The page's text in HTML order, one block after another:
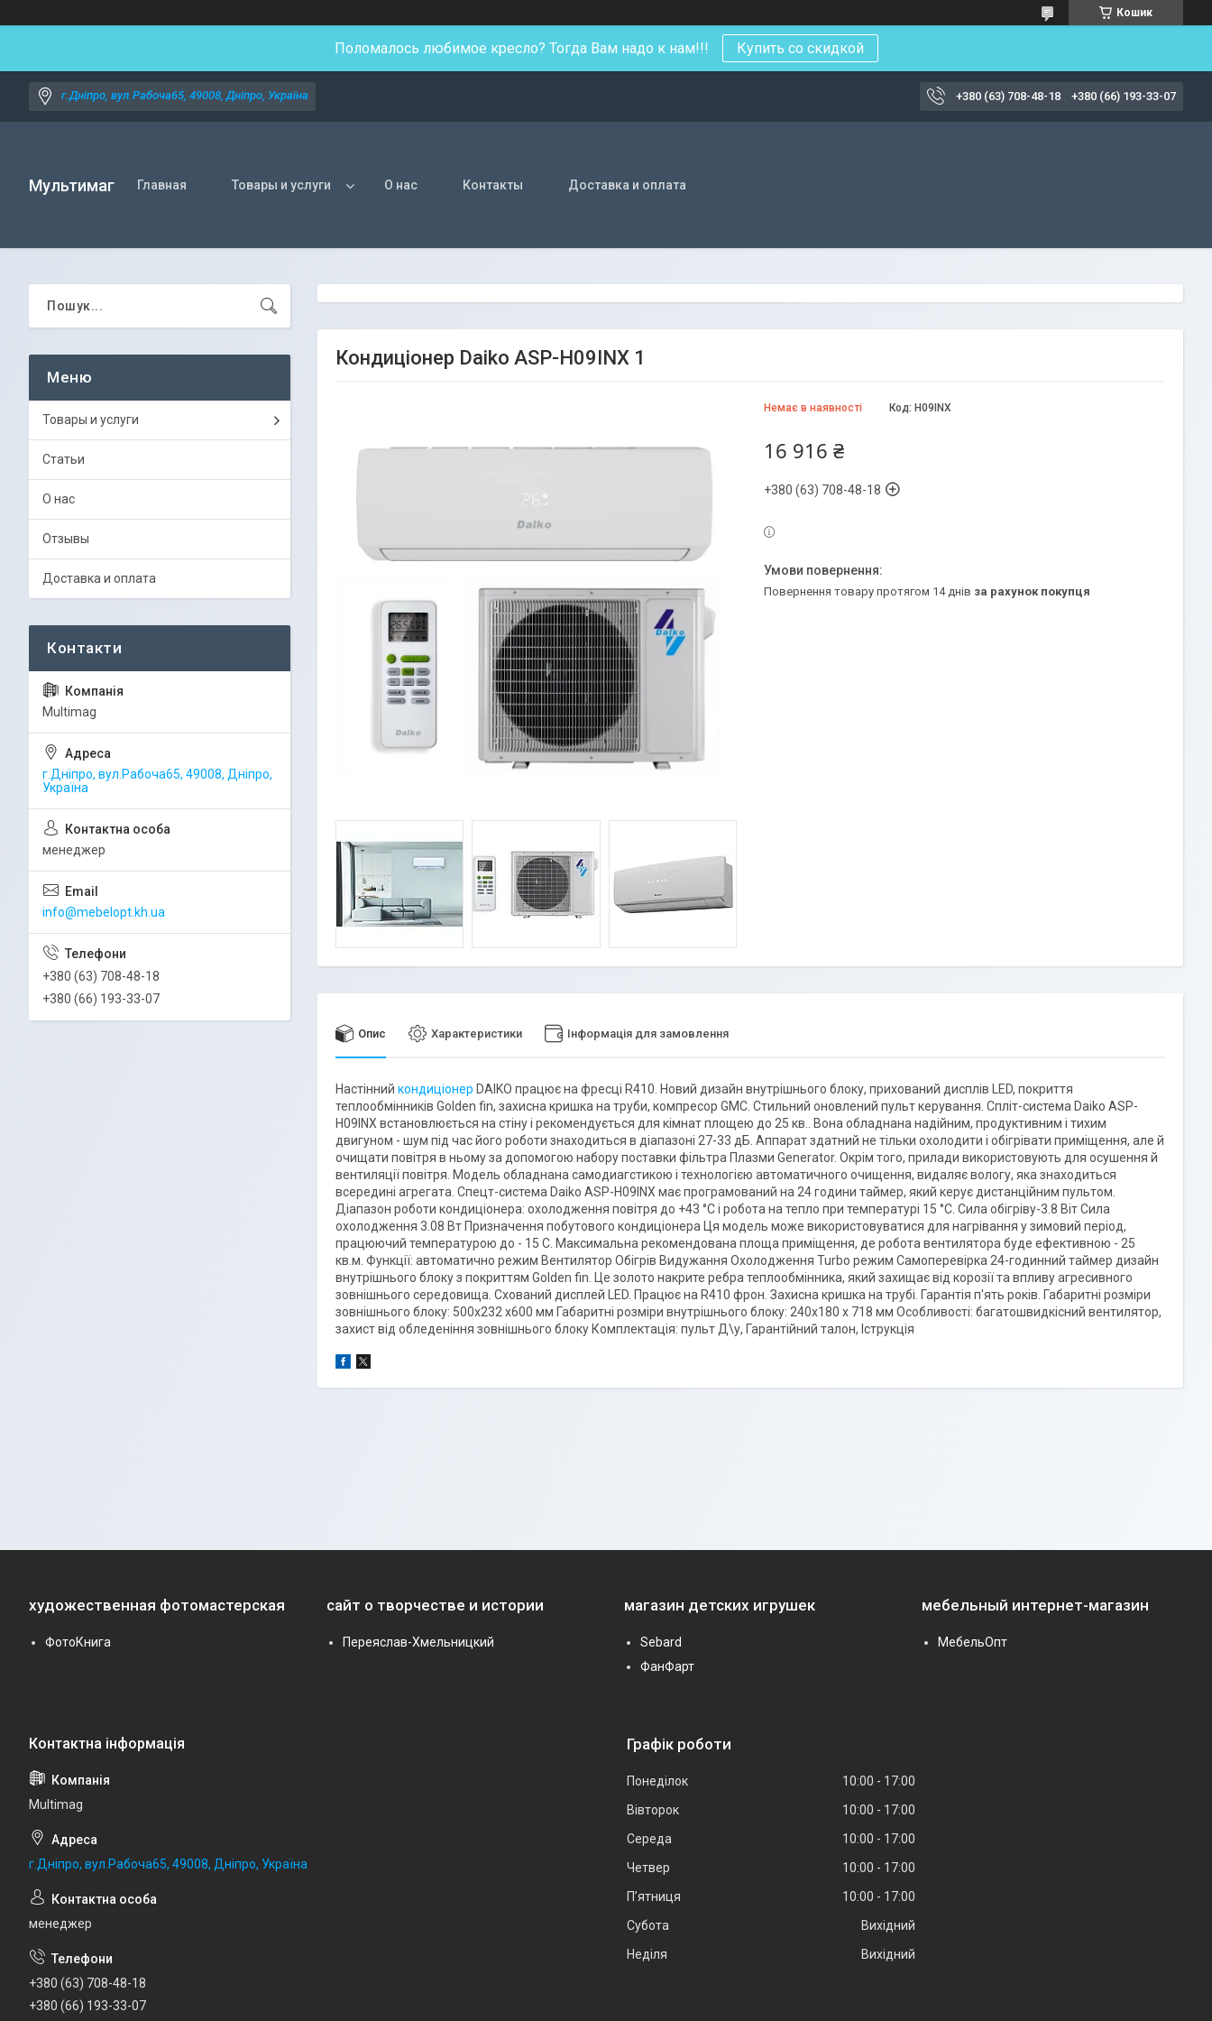
Кошик
Поломалось любимое кресло? Тогда Вам надо к нам!!! Купить со скидкой
г.Дніпро, вул.Рабоча65, 49008, Дніпро, Україна +380 (63) 708-48-18 +380 (66) 193-33-07
Мультимаг Главная Товары и услуги О нас Контакты Доставка и оплата
Кондиціонер Daiko ASP-H09INX 1
Немає в наявності Код: H09INX
16 916 ₴
+380 (63) 708-48-18
повернення товару протягом 14 днів за рахунок покупця
Опис Характеристики Інформація для замовлення
Настінний кондиціонер DAIKO працює на фресці R410. Новий дизайн внутрішнього блоку, прихований дисплів LED, покриття
теплообмінників Golden fin, захисна кришка на труби, компресор GMC. Стильний оновлений пульт керування. Спліт-система Daiko ASP-
H09INX встановлюється на стіну і рекомендується для кімнат площею до 25 кв.. Вона обладнана надійним, продуктивним і тихим
двигуном - шум під час його роботи знаходиться в діапазоні 27-33 дБ. Аппарат здатний не тільки охолодити і обігрівати приміщення, але й
очищати повітря в ньому за допомогою набору поставки фільтра Плазми Generator. Окрім того, прилади використовують для осушення й
вентиляції повітря. Модель обладнана самодиагстикою і технологією автоматичного очищення, видаляє вологу, яка знаходиться
всередині агрегата. Спецт-система Daiko ASP-H09INX має програмований на 24 години таймер, який керує дистанційним пультом.
Діапазон роботи кондиціонера: охолодження повітря до +43 °C і робота на тепло при температурі 15 °C. Сила обігріву-3.8 Віт Сила
охолодження 3.08 Вт Призначення побутового кондиціонера Ця модель може використовуватися для нагрівання у зимовий період,
працюючий температурою до - 15 С. Максимальна рекомендована площа приміщення, де робота вентилятора буде ефективною - 25
кв.м. Функції: автоматично режим Вентилятор Обігрів Видужання Охолодження Turbo режим Самоперевірка 24-годинний таймер дизайн
внутрішнього блоку з покриттям Golden fin. Це золото накрите ребра теплообмінника, який захищає від корозії та впливу агресивного
зовнішнього середовища. Схований дисплей LED. Працює на R410 фрон. Захисна кришка на трубі. Гарантія п'ять років. Габаритні розміри
зовнішнього блоку: 500x232 x600 мм Габаритні розміри внутрішнього блоку: 240x180 x 718 мм Особливості: багатошвидкісний вентилятор,
захист від обледеніння зовнішнього блоку Комплектація: пульт Д\у, Гарантійний талон, Іструкція
Товары и услуги
Статьи
О нас
Отзывы
Доставка и оплата
Multimag
г.Дніпро, вул.Рабоча65, 49008, Дніпро,
Україна
менеджер
info@mebelopt.kh.ua
+380 (63) 708-48-18
+380 (66) 193-33-07
художественная фотомастерская
ФотоКнига
сайт о творчестве и истории
Переяслав-Хмельницкий
магазин детских игрушек
Sebard
ФанФарт
мебельный интернет-магазин
МебельОпт
Multimag
г.Дніпро, вул.Рабоча65, 49008, Дніпро, Україна
менеджер
+380 (63) 708-48-18
+380 (66) 193-33-07
Графік роботи
Понеділок 10:00
17:00
Вівторок
10:00
17:00
Середа
10:00
17:00
Четвер
10:00
17:00
Пʼятниця
10:00
17:00
Субота
Вихідний
Неділя
Вихідний